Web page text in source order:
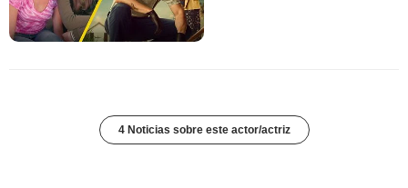
4 Noticias sobre este actor/actriz